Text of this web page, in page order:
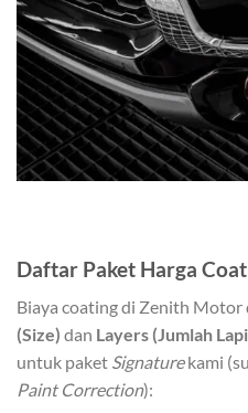
Daftar Paket Harga
Biaya coating di Zenith
(Size) dan Layers (Jumlah
untuk paket Signaturekami
Paint Correction):